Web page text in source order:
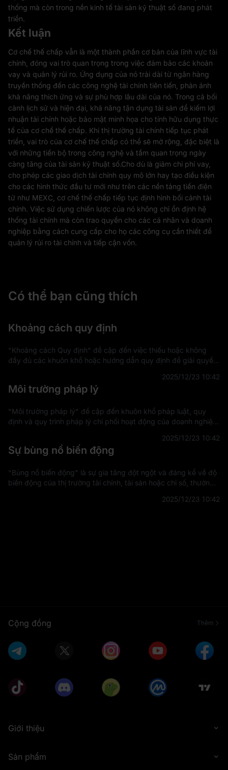
thống mà còn trong nền kinh tế tài sản kỹ thuật số đang phát
triển.
Kết luận
Cơ chế thế chấp vẫn là một thành phần cơ bản của lĩnh vực tài
chính, đóng vai trò quan trọng trong việc đảm bảo các khoản
vay và quản lý rủi ro. Ứng dụng của nó trải dài từ ngân hàng
truyền thống đến các công nghệ tài chính tiên tiến, phản ánh
khả năng thích ứng và sự phù hợp lâu dài của nó. Trong cả bối
cảnh lịch sử và hiện đại, khả năng tận dụng tài sản để kiếm lợi
nhuận tài chính hoặc bảo mật minh họa cho tính hữu dụng thực
tế của cơ chế thế chấp. Khi thị trường tài chính tiếp tục phát
triển, vai trò của cơ chế thế chấp có thể sẽ mở rộng, đặc biệt là
với những tiến bộ trong công nghệ và tầm quan trọng ngày
càng tăng của tài sản kỹ thuật số.Cho dù là giảm chi phí vay,
cho phép các giao dịch tài chính quy mô lớn hay tạo điều kiện
cho các hình thức đầu tư mới như trên các nền tảng tiền điện
tử như MEXC, cơ chế thế chấp tiếp tục định hình bối cảnh tài
chính. Việc sử dụng chiến lược của nó không chỉ ổn định hệ
thống tài chính mà còn trao quyền cho các cá nhân và doanh
nghiệp bằng cách cung cấp cho họ các công cụ cần thiết để
quản lý rủi ro tài chính và tiếp cận vốn.
Có thể bạn cũng thích
Khoảng cách quy định
"Khoảng cách Quy định" đề cập đến việc thiếu hoặc không
đầy đủ các khuôn khổ hoặc hướng dẫn quy định để giải quyết
2025/12/23 10:42
Môi trường pháp lý
"Môi trường pháp lý" đề cập đến khuôn khổ pháp luật, quy
định và quy trình pháp lý chi phối hoạt động của doanh nghiệp
2025/12/23 10:42
Sự bùng nổ biến động
"Bùng nổ biến động" là sự gia tăng đột ngột và đáng kể về độ
biến động của thị trường tài chính, tài sản hoặc chỉ số, thường
2025/12/23 10:42
Cộng đồng Thêm
Giới thiệu
Sản phẩm